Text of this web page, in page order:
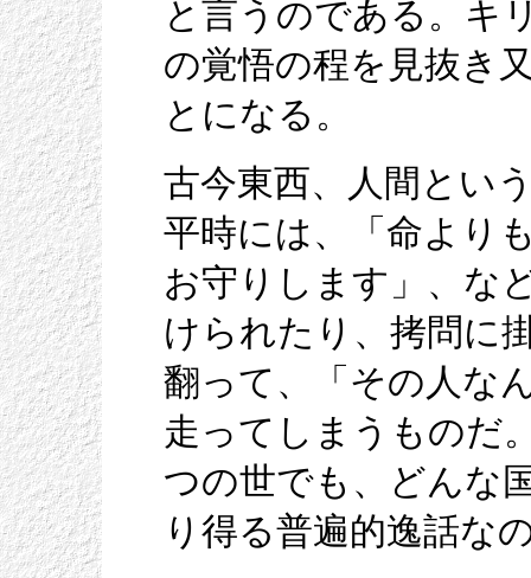
と言うのである。キ
の覚悟の程を見抜き
とになる。
古今東西、人間とい
平時には、「命より
お守りします」、な
けられたり、拷問に
翻って、「その人な
走ってしまうものだ
つの世でも、どんな
り得る普遍的逸話な